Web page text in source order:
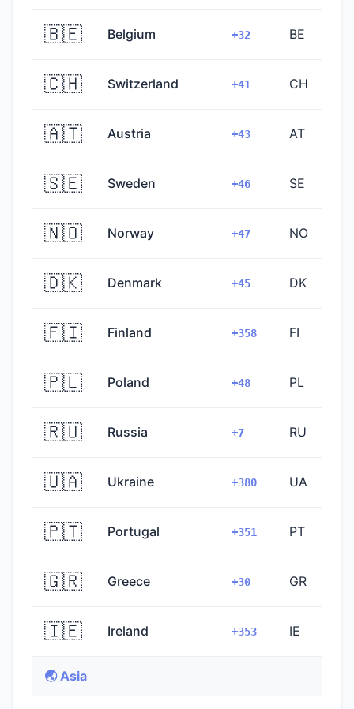
🇧🇪 Belgium +32 BE
🇨🇭 Switzerland +41 CH
🇦🇹 Austria +43 AT
🇸🇪 Sweden +46 SE
🇳🇴 Norway +47 NO
🇩🇰 Denmark +45 DK
🇫🇮 Finland +358 FI
🇵🇱 Poland +48 PL
🇷🇺 Russia +7 RU
🇺🇦 Ukraine +380 UA
🇵🇹 Portugal +351 PT
🇬🇷 Greece +30 GR
🇮🇪 Ireland +353 IE
🌏 Asia